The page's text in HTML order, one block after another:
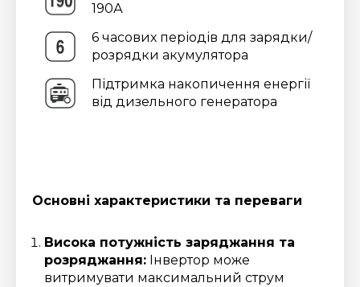
190А
6 часових періодів для зарядки/
розрядки акумулятора
Підтримка накопичення енергії
від дизельного генератора
Основні характеристики та переваги
Висока потужність заряджання та
розряджання: Інвертор може
витримувати максимальний струм